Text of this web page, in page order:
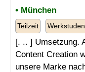
• München
Teilzeit
[. .. ] Umsetzung.
Content Creation
unsere Marke